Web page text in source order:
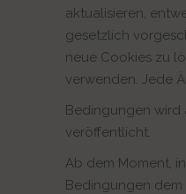
aktualisieren,
gesetzlich
neue Cookies zu
verwenden. Jede
Bedingungen wird
veröffentlicht.
Ab dem Moment,
Bedingungen